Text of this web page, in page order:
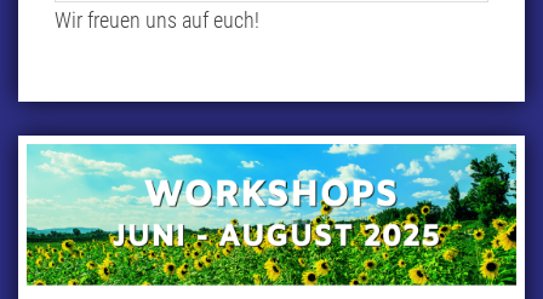
Wir freuen uns auf euch!